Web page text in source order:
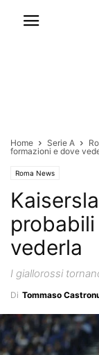
Home Serie A
formazioni e dove
Roma News
vederla
I giallorossi
Di Tommaso